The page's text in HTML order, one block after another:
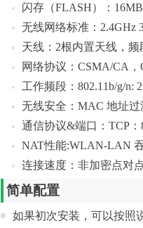
闪存（FLASH）：16MB
无线网络标准：2.4GHz
天线：2根内置天线，频
网络协议：CSMA/CA，
工作频段：802.11b/g/n:
无线安全：MAC 地址过
通信协议&端口：TCP：
NAT性能:WLAN-LAN
连接速度：非加密点对
简单配置
如果初次安装，可以按照